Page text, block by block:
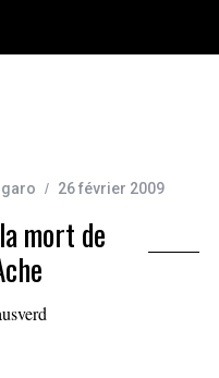
26 février 2009
mort de